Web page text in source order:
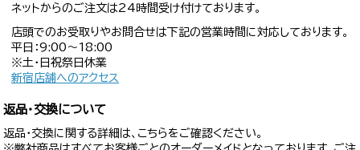
ネットからのご注文は24時間受け付けております。
店頭でのお受取りやお問合せは下記の営業時間に対応しております。
平日：9:00〜18:00
※土・日祝祭日休業
新宿店舗へのアクセス
返品・交換について
返品・交換に関する詳細は、こちらをご確認ください。